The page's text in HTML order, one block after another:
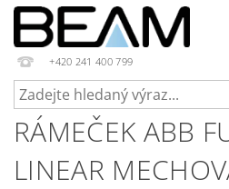
+420 241 400 799
RÁMEČEK ABB
LINEAR